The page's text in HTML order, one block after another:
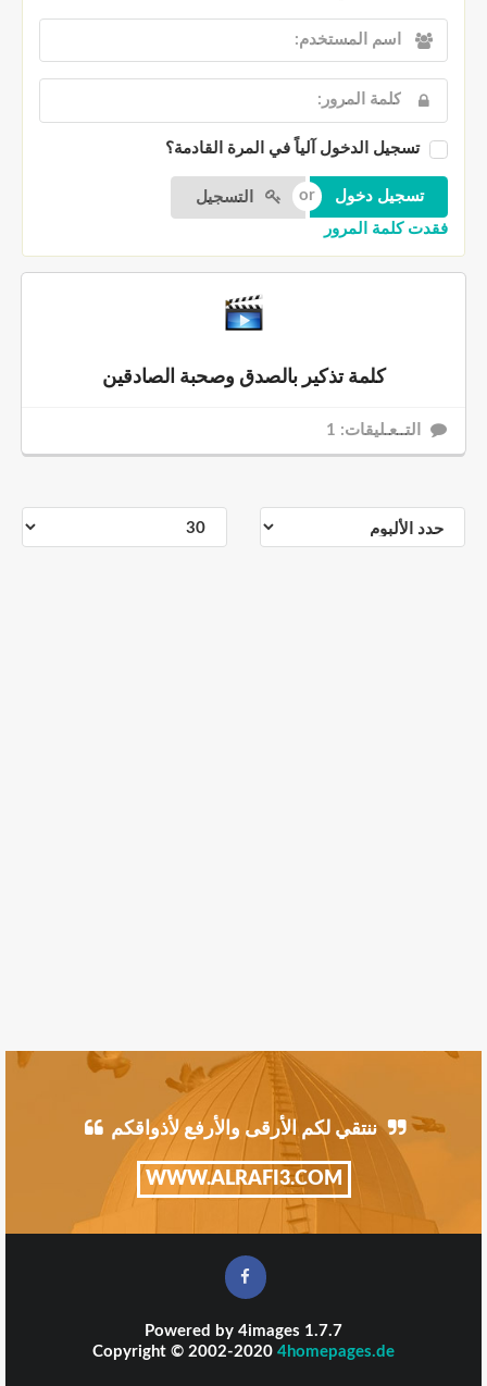
تسجيل الدخول آلياً في المرة القادمة؟
التسجيل
فقدت كلمة المرور
كلمة تذكير بالصدق وصحبة الصادقين
التــعـليقات: 1
ننتقي لكم الأرقى والأرفع لأذواقكم
WWW.ALRAFI3.COM
Powered by 4images 1.7.7
Copyright © 2002-2020 4homepages.de